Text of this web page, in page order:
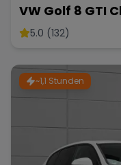
VW Golf 8 GTI
5.0 (132)
~1,1 Stunden